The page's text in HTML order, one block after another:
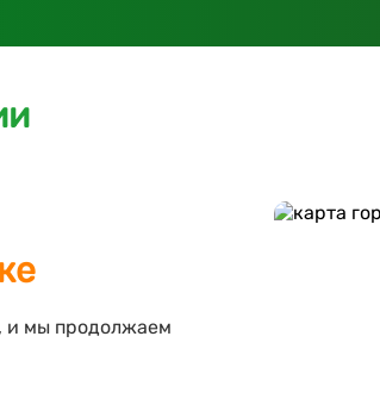
и мы продолжаем